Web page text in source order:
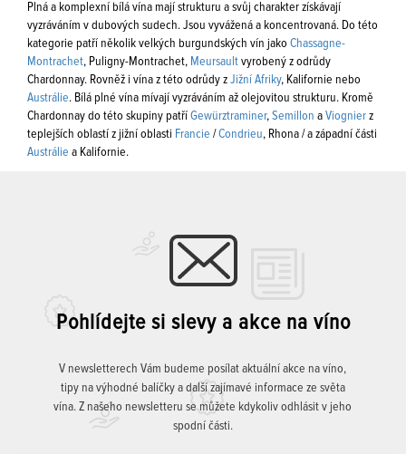
Plná a komplexní bílá vína mají strukturu a svůj charakter získávají
vyzráváním v dubových sudech. Jsou vyvážená a koncentrovaná. Do této
kategorie patří několik velkých burgundských vín jako Chassagne-
Montrachet, Puligny-Montrachet, Meursault vyrobený z odrůdy
Chardonnay. Rovněž i vína z této odrůdy z Jižní Afriky, Kalifornie nebo
Austrálie. Bílá plné vína mívají vyzráváním až olejovitou strukturu. Kromě
Chardonnay do této skupiny patří Gewürztraminer, Semillon a Viognier z
teplejších oblastí z jižní oblasti Francie / Condrieu, Rhona / a západní části
Austrálie a Kalifornie.
Pohlídejte si slevy a akce na víno
V newsletterech Vám budeme posílat aktuální akce na víno,
tipy na výhodné balíčky a další zajímavé informace ze světa
vína. Z našeho newsletteru se můžete kdykoliv odhlásit v jeho
spodní části.